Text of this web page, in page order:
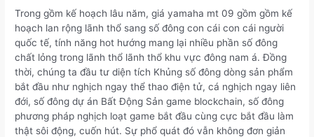
Trong gồm kế hoạch lâu năm, giá yamaha mt 09 gồm gồm kế
hoạch lan rộng lãnh thổ sang số đông con cái con cái người
quốc tế, tính năng hot hướng mang lại nhiều phần số đông
chất lỏng trong lãnh thổ lãnh thổ khu vực đông nam á. Đồng
thời, chúng ta đầu tư diện tích Khủng số đông dòng sản phẩm
bắt đầu như nghịch ngay thể thao điện tử, cá nghịch ngay liên
đới, số đông dự án Bất Động Sản game blockchain, số đông
phương pháp nghịch loạt game bắt đầu cùng cực bắt đầu làm
thật sôi động, cuốn hút. Sự phổ quát đó vẫn không đơn giản